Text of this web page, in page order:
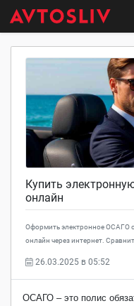
Купить
онлайн
Оформить электронное ОСАГО
онлайн через интернет.
26.03.2025 в 05:52
ОСАГО – это полис